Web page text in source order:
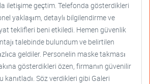
iletişime geçtim. Telefonda gösterdikleri
yaklaşım, detaylı bilgilendirme ve
teklifleri beni etkiledi. Hemen güvenlik
talebinde bulundum ve belirtilen
geldiler. Personelin maske takması
gösterdikleri özen, firmanın güvenilir
kanıtladı. Söz verdikleri gibi Galeri